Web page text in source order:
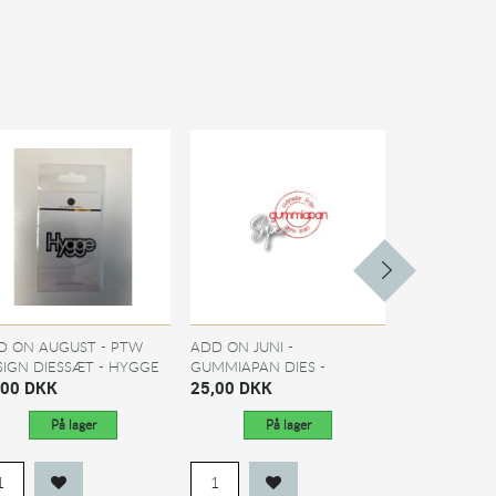
ON AUGUST - PTW
DIESSÆT - HYGGE
DKK
På lager
ADD ON JUNI -
GUMMIAPAN DIES -
TEKSTER -...
25,00 DKK
På lager